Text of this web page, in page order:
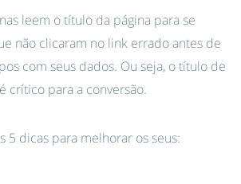
leem o título da página para se
não clicaram no link errado antes de
com seus dados. Ou seja, o título de
crítico para a conversão.
5 dicas para melhorar os seus: